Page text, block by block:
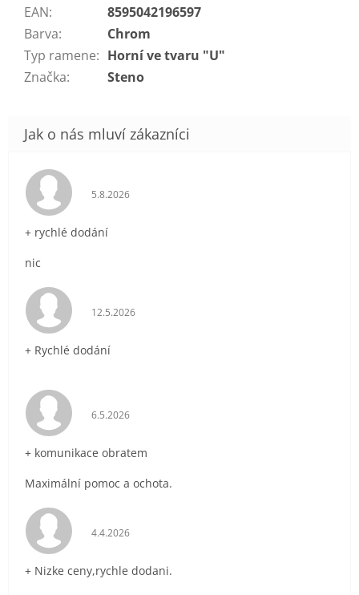
EAN:
8595042196597
Barva:
Chrom
Typ ramene: Horní ve tvaru "U"
Značka: Steno
Hodnocení obchodu je 5 z 5 hvězdiček.
5.8.2026
+ rychlé dodání
nic
Hodnocení obchodu je 5 z 5 hvězdiček.
12.5.2026
+ Rychlé dodání
Hodnocení obchodu je 5 z 5 hvězdiček.
6.5.2026
+ komunikace obratem
Maximální pomoc a ochota.
Hodnocení obchodu je 5 z 5 hvězdiček.
4.4.2026
+ Nizke ceny,rychle dodani.